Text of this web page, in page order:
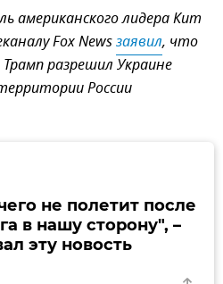
американского лидера Кит
Fox Newsзаявил, что
разрешил Украине
России
не полетит после
в нашу сторону", –
эту новость